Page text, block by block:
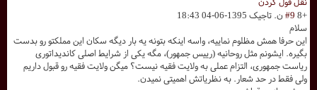
+8
#9 ن. تاجیک 1395-06-04 18:43
سلام
این حرفا همش مظلوم نماییه، واسه اینکه بتونه یه بار دیگه سکان این مملکتو رو بدست
بگیره. ایشونم مثل روحانیه (رییس جمهور)، مگه یکی از شرایط اصلی کاندیداتوری
ریاست جمهوری، التزام عملی به ولایت فقیه نیست؟ میگن ولایت فقیه رو قبول داریم
ولی فقط در حد شعار. به نظریاتش اهمیتی نمیدن.